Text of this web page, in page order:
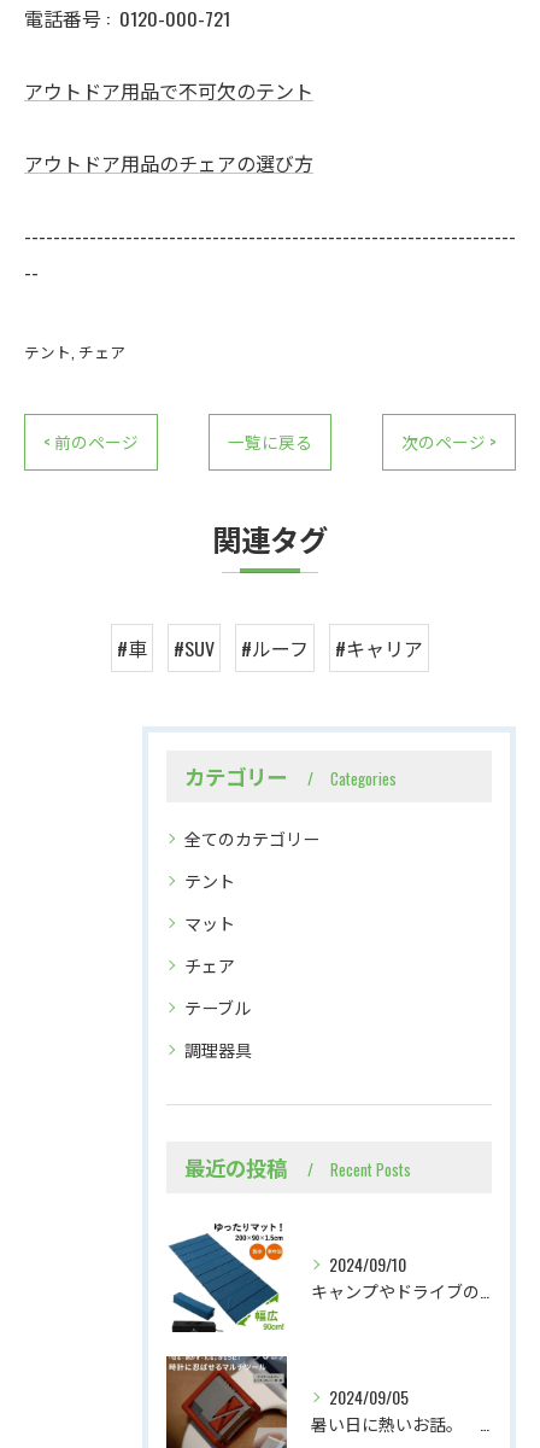
電話番号 : 0120-000-721
アウトドア用品で不可欠のテント
アウトドア用品のチェアの選び方
--------------------------------------------------------------------
--
テント チェア
< 前のページ 一覧に戻る 次のページ >
関連タグ
#車 #SUV #ルーフ #キャリア
カテゴリー Categories
全てのカテゴリー
テント
マット
チェア
テーブル
調理器具
最近の投稿 Recent Posts
2024/09/10
2024/09/05